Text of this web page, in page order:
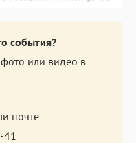
события?
или видео в
почте
41